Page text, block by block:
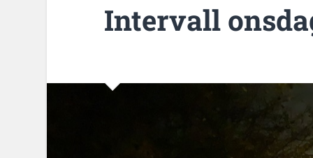
Intervall